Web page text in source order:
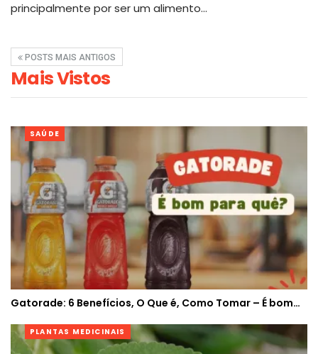
principalmente por ser um alimento…
POSTS MAIS ANTIGOS
Mais Vistos
SAÚDE
Gatorade: 6 Benefícios, O Que é, Como Tomar – É bom…
PLANTAS MEDICINAIS